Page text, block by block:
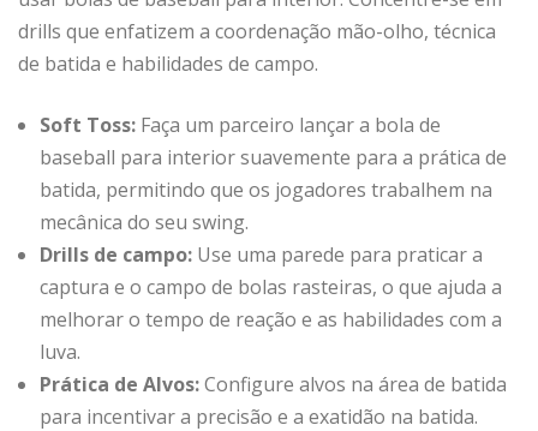
drills que enfatizem a coordenação mão-olho, técnica
de batida e habilidades de campo.
Soft Toss: Faça um parceiro lançar a bola de
baseball para interior suavemente para a prática de
batida, permitindo que os jogadores trabalhem na
mecânica do seu swing.
Drills de campo: Use uma parede para praticar a
captura e o campo de bolas rasteiras, o que ajuda a
melhorar o tempo de reação e as habilidades com a
luva.
Prática de Alvos:Configure alvos na área de batida
para incentivar a precisão e a exatidão na batida.